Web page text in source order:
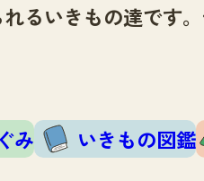
るいきもの達です
み いきもの図鑑